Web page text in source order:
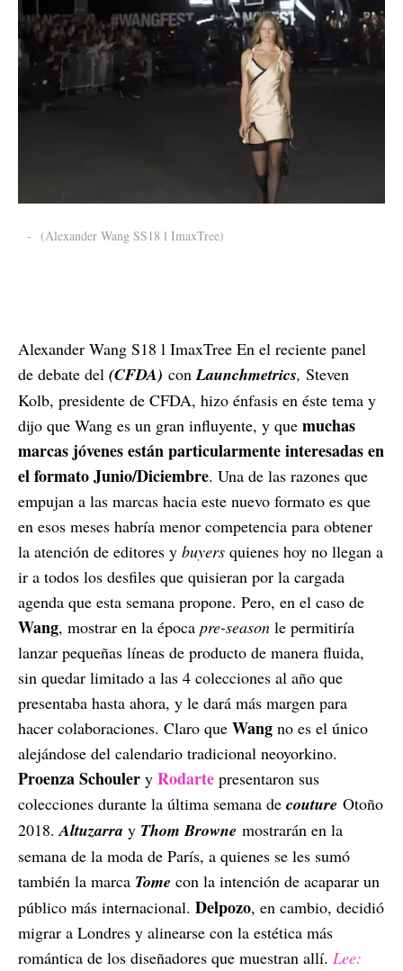
- (Alexander Wang SS18 l ImaxTree)
Alexander Wang S18 l ImaxTree En el reciente panel
de debate del (CFDA) conLaunchmetrics, Steven
Kolb, presidente de CFDA, hizo énfasis en éste tema y
dijo que Wang es un gran influyente, y que muchas
marcas jóvenes están particularmente interesadas en
el formato Junio/Diciembre. Una de las razones que
empujan a las marcas hacia este nuevo formato es que
en esos meses habría menor competencia para obtener
la atención de editores y buyers quienes hoy no llegan a
ir a todos los desfiles que quisieran por la cargada
agenda que esta semana propone. Pero, en el caso de
Wang, mostrar en la época pre-season le permitiría
lanzar pequeñas líneas de producto de manera fluida,
sin quedar limitado a las 4 colecciones al año que
presentaba hasta ahora, y le dará más margen para
hacer colaboraciones. Claro que Wang no es el único
alejándose del calendario tradicional neoyorkino.
Proenza Schouler y Rodarte presentaron sus
colecciones durante la última semana de couture Otoño
2018.Altuzarra y Thom Browne mostrarán en la
semana de la moda de París, a quienes se les sumó
también la marca Tome con la intención de acaparar un
público más internacional. Delpozo, en cambio, decidió
migrar a Londres y alinearse con la estética más
romántica de los diseñadores que muestran allí. Lee: